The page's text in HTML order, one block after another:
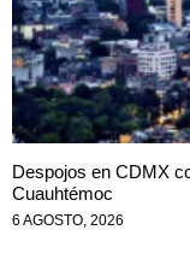
Despojos en CDMX
Cuauhtémoc
6 AGOSTO, 2026